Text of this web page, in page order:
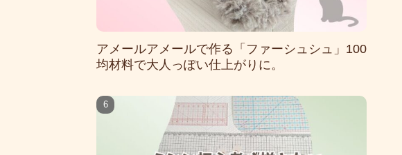
アメールアメールで作る「ファーシュシュ」100
均材料で大人っぽい仕上がりに。